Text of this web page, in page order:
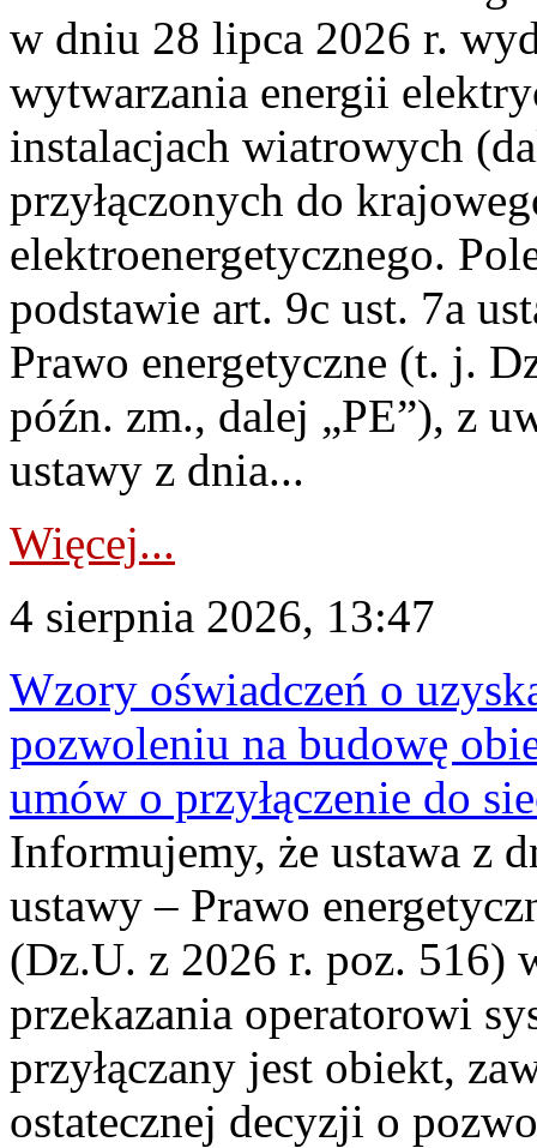
w dniu 28 lipca 2026 r.
wytwarzania energii
instalacjach wiatrowych
przyłączonych do
elektroenergetycznego.
podstawie art. 9c ust. 7a
Prawo energetyczne (t. j.
późn. zm., dalej „PE”), z
ustawy z dnia...
Więcej...
4 sierpnia 2026, 13:47
Wzory oświadczeń o
pozwoleniu na budowę
umów o przyłączenie do
Informujemy, że ustawa z
ustawy – Prawo
(Dz.U. z 2026 r. poz. 516)
przekazania operatorowi
przyłączany jest obiekt,
ostatecznej decyzji o